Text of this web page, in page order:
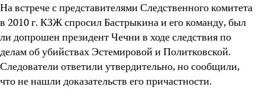
На встрече с представителями Следственного комитета
в 2010 г. КЗЖ спросил Бастрыкина и его команду, был
ли допрошен президент Чечни в ходе следствия по
делам об убийствах Эстемировой и Политковской.
Следователи ответили утвердительно, но сообщили,
что не нашли доказательств его причастности.